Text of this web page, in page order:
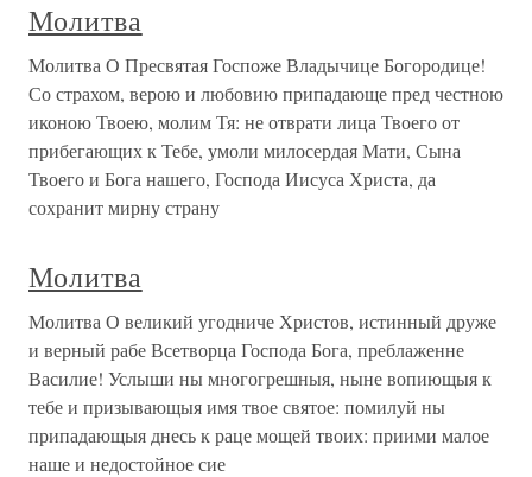
Молитва
Молитва О Пресвятая Госпоже Владычице Богородице!
Со страхом, верою и любовию припадающе пред честною
иконою Твоею, молим Тя: не отврати лица Твоего от
прибегающих к Тебе, умоли милосердая Мати, Сына
Твоего и Бога нашего, Господа Иисуса Христа, да
сохранит мирну страну
Молитва
Молитва О великий угодниче Христов, истинный друже
и верный рабе Всетворца Господа Бога, преблаженне
Василие! Услыши ны многогрешныя, ныне вопиющыя к
тебе и призывающыя имя твое святое: помилуй ны
припадающыя днесь к раце мощей твоих: приими малое
наше и недостойное сие